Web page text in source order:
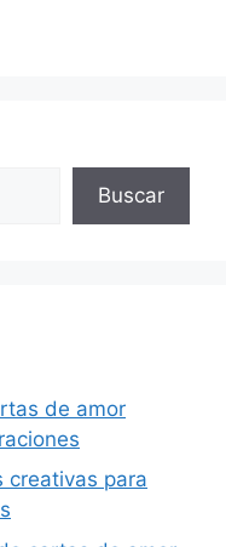
Buscar
de amor
creativas para